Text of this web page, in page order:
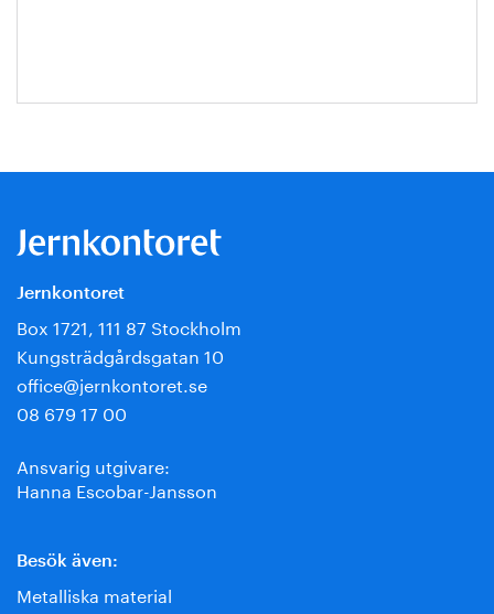
Jernkontoret
Box 1721, 111 87 Stockholm
Kungsträdgårdsgatan 10
office@jernkontoret.se
08 679 17 00
Ansvarig utgivare:
Hanna Escobar-Jansson
Besök även:
Metalliska material